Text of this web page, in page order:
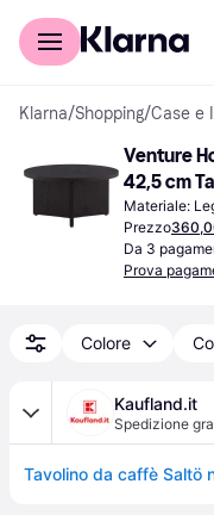
Per il tuo shopping
Klarna/Shopping/Case e
Venture
42,5 cm
Materiale:
Prezzo
Da 3
Prova
Colore
Kaufland.it
Spedizione
Tavolino da caffè Saltö